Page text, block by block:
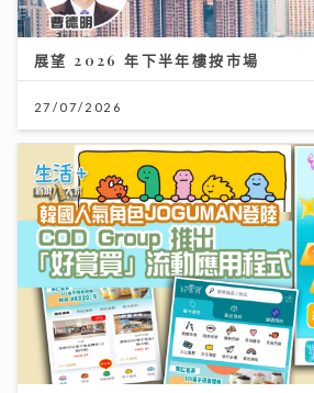
展望 2026 年下半年樓按市場
27/07/2026